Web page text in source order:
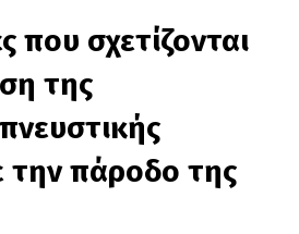
που σχετίζονται
της
την πάροδο της